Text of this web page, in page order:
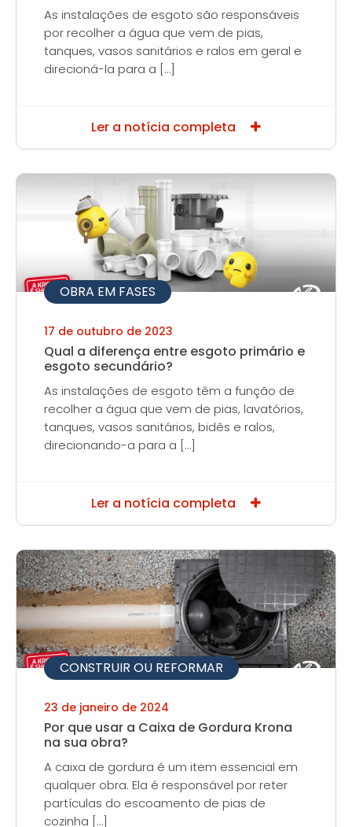
As instalações de esgoto são responsáveis
por recolher a água que vem de pias,
tanques, vasos sanitários e ralos em geral e
direcioná-la para a […]
Ler a notícia completa
OBRA EM FASES
17 de outubro de 2023
Qual a diferença entre esgoto primário e
esgoto secundário?
As instalações de esgoto têm a função de
recolher a água que vem de pias, lavatórios,
tanques, vasos sanitários, bidês e ralos,
direcionando-a para a […]
Ler a notícia completa
CONSTRUIR OU REFORMAR
23 de janeiro de 2024
Por que usar a Caixa de Gordura Krona
na sua obra?
A caixa de gordura é um item essencial em
qualquer obra. Ela é responsável por reter
partículas do escoamento de pias de
cozinha […]